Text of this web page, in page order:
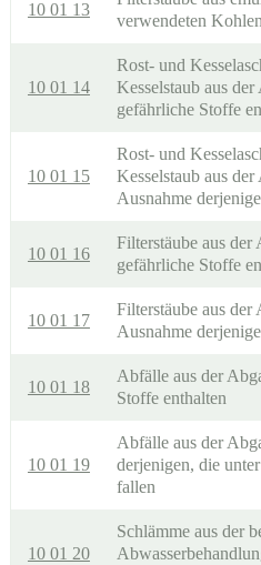
10 01 13
verwendeten
10 01 14
Rost- und
Kesselstaub aus
gefährliche Stoffe
10 01 15
Rost- und
Kesselstaub aus
Ausnahme
10 01 16
Filterstäube aus
gefährliche Stoffe
10 01 17
Filterstäube aus
Ausnahme
10 01 18
Abfälle aus der
Stoffe enthalten
10 01 19
Abfälle aus der
derjenigen, die
fallen
10 01 20
Schlämme aus der